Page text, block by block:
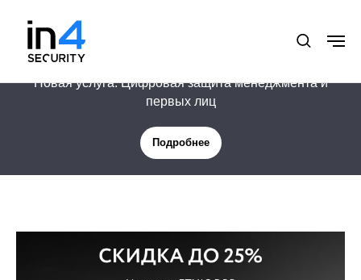
Новая услуга: Цифровая защита менеджмента и
первых лиц
Подробнее